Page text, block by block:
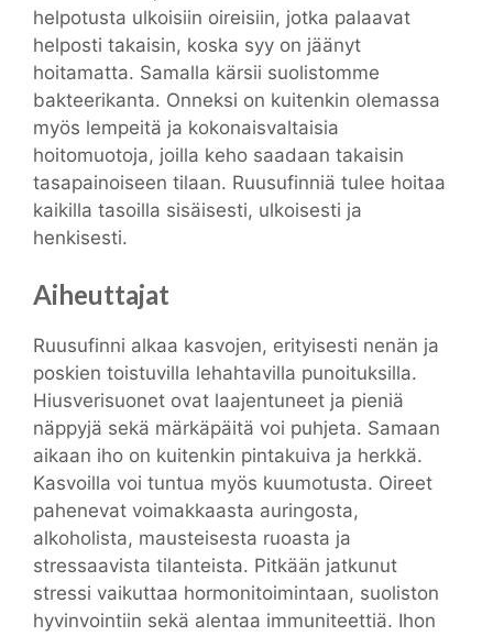
helpotusta ulkoisiin oireisiin, jotka palaavat
helposti takaisin, koska syy on jäänyt
hoitamatta. Samalla kärsii suolistomme
bakteerikanta. Onneksi on kuitenkin olemassa
myös lempeitä ja kokonaisvaltaisia
hoitomuotoja, joilla keho saadaan takaisin
tasapainoiseen tilaan. Ruusufinniä tulee hoitaa
kaikilla tasoilla sisäisesti, ulkoisesti ja
henkisesti.
Aiheuttajat
Ruusufinni alkaa kasvojen, erityisesti nenän ja
poskien toistuvilla lehahtavilla punoituksilla.
Hiusverisuonet ovat laajentuneet ja pieniä
näppyjä sekä märkäpäitä voi puhjeta. Samaan
aikaan iho on kuitenkin pintakuiva ja herkkä.
Kasvoilla voi tuntua myös kuumotusta. Oireet
pahenevat voimakkaasta auringosta,
alkoholista, mausteisesta ruoasta ja
stressaavista tilanteista. Pitkään jatkunut
stressi vaikuttaa hormonitoimintaan, suoliston
hyvinvointiin sekä alentaa immuniteettiä. Ihon